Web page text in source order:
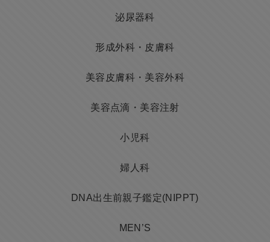
泌尿器科
形成外科・皮膚科
美容皮膚科・美容外科
美容点滴・美容注射
小児科
婦人科
DNA出生前親子鑑定(NIPPT)
MEN’S